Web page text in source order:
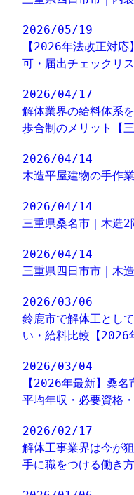
2026/05/19
【2026年法改正対
可・届出チェックリ
2026/04/17
解体業界の給料体系
歩合制のメリット【三
2026/04/14
木造平屋建物の手作
2026/04/14
三重県桑名市｜木造
2026/04/14
三重県四日市市｜木
2026/03/06
鈴鹿市で解体工とし
い・給料比較【2026
2026/03/04
【2026年最新】桑名
平均年収・必要資格
2026/02/17
解体工事業界は今が
手に職をつける働き方